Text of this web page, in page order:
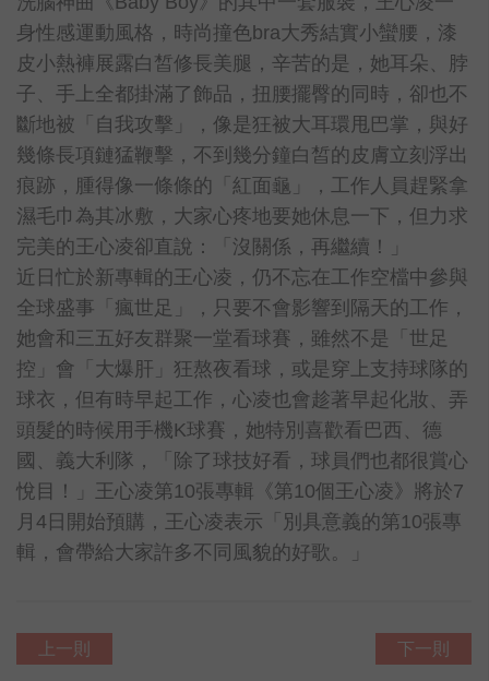
身性感運動風格，時尚撞色bra大秀結實小蠻腰，漆
皮小熱褲展露白皙修長美腿，辛苦的是，她耳朵、脖
子、手上全都掛滿了飾品，扭腰擺臀的同時，卻也不
斷地被「自我攻擊」，像是狂被大耳環甩巴掌，與好
幾條長項鏈猛鞭擊，不到幾分鐘白皙的皮膚立刻浮出
痕跡，腫得像一條條的「紅面龜」，工作人員趕緊拿
濕毛巾為其冰敷，大家心疼地要她休息一下，但力求
完美的王心凌卻直說：「沒關係，再繼續！」
近日忙於新專輯的王心凌，仍不忘在工作空檔中參與
全球盛事「瘋世足」，只要不會影響到隔天的工作，
她會和三五好友群聚一堂看球賽，雖然不是「世足
控」會「大爆肝」狂熬夜看球，或是穿上支持球隊的
球衣，但有時早起工作，心凌也會趁著早起化妝、弄
頭髮的時候用手機K球賽，她特別喜歡看巴西、德
國、義大利隊，「除了球技好看，球員們也都很賞心
悅目！」王心凌第10張專輯《第10個王心凌》將於7
月4日開始預購，王心凌表示「別具意義的第10張專
輯，會帶給大家許多不同風貌的好歌。」
上一則 下一則